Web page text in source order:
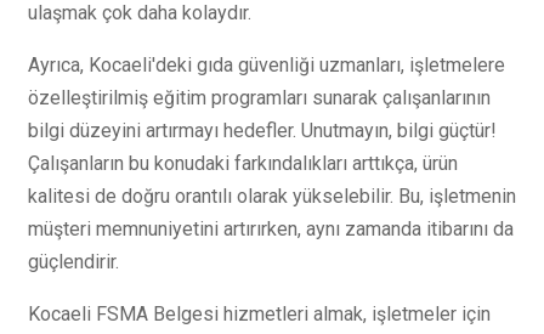
ulaşmak çok daha kolaydır.
Ayrıca, Kocaeli'deki gıda güvenliği uzmanları, işletmelere
özelleştirilmiş eğitim programları sunarak çalışanlarının
bilgi düzeyini artırmayı hedefler. Unutmayın, bilgi güçtür!
Çalışanların bu konudaki farkındalıkları arttıkça, ürün
kalitesi de doğru orantılı olarak yükselebilir. Bu, işletmenin
müşteri memnuniyetini artırırken, aynı zamanda itibarını da
güçlendirir.
Kocaeli FSMA Belgesi hizmetleri almak, işletmeler için